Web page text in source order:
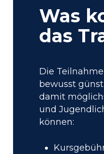
Was
das
Die
bewusst
damit
und
können: